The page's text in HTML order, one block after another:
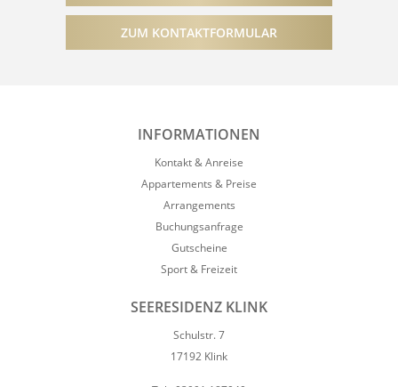
ZUM KONTAKTFORMULAR
INFORMATIONEN
Kontakt & Anreise
Appartements & Preise
Arrangements
Buchungsanfrage
Gutscheine
Sport & Freizeit
SEERESIDENZ KLINK
Schulstr. 7
17192 Klink